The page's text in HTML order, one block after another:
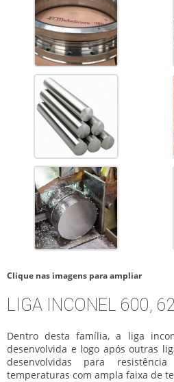
Clique nas imagens para ampliar
LIGA INCONEL 600,
Dentro desta família, a liga
desenvolvida e logo após outras
desenvolvidas para
temperaturas com ampla faixa de